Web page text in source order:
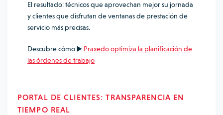
El resultado: técnicos que aprovechan mejor su jornada
y clientes que disfrutan de ventanas de prestación de
servicio más precisas.
Descubre cómo ▶️ Praxedo optimiza la planificación de
las órdenes de trabajo
PORTAL DE CLIENTES: TRANSPARENCIA EN
TIEMPO REAL